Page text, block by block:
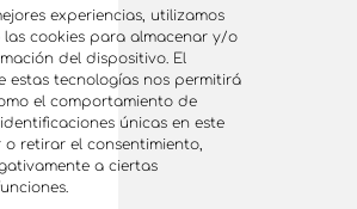
experiencias, utilizamos
las cookies para almacenar y/o
del dispositivo. El
estas tecnologías nos permitirá
el comportamiento de
únicas en este
o retirar el consentimiento,
a ciertas
FAQsContacto
compra y envíos
de Privacidad |